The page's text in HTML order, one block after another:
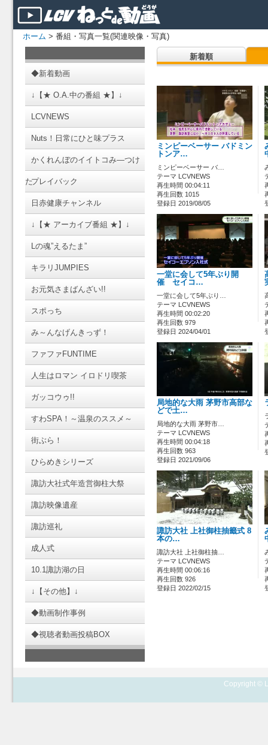
ホーム > 番組・写真一覧(関連映像・写真)
◆新着動画
↓【★ O.A.中の番組 ★】↓
LCVNEWS
Nuts！日常にひと味プラス
かくれんぼのイイトコみ―つけ
たプレイバック
日赤健康チャンネル
↓【★ アーカイブ番組 ★】↓
Lの魂”えるたま”
キラリJUMPIES
お元気さまばんざい!!
スポっち
み～んなげんきっず！
ファファFUNTIME
人生はロマン イロドリ喫茶
ガッコウゥ!!
すわSPA！～温泉のススメ～
街ぶら！
ひらめきシリーズ
諏訪大社式年造営御柱大祭
諏訪映像遺産
諏訪巡礼
成人式
10.1諏訪湖の日
↓【その他】↓
◆動画制作事例
◆視聴者動画投稿BOX
新着順
ミンピーベーサー バドミン
トンア…
ミンピーベーサー バ…
テーマ LCVNEWS
再生時間 00:04:11
再生回数 1015
登録日 2019/08/05
一堂に会して5年ぶり開
催 セイコ…
一堂に会して5年ぶり…
テーマ LCVNEWS
再生時間 00:02:20
再生回数 979
登録日 2024/04/01
局地的な大雨 茅野市高部な
どで土…
局地的な大雨 茅野市…
テーマ LCVNEWS
再生時間 00:04:18
再生回数 963
登録日 2021/09/06
諏訪大社 上社御柱抽籤式 8
本の…
諏訪大社 上社御柱抽…
テーマ LCVNEWS
再生時間 00:06:16
再生回数 926
登録日 2022/02/15
Copyright ©